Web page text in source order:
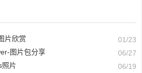
片欣赏
01/23
图片包分享
06/27
片
06/19